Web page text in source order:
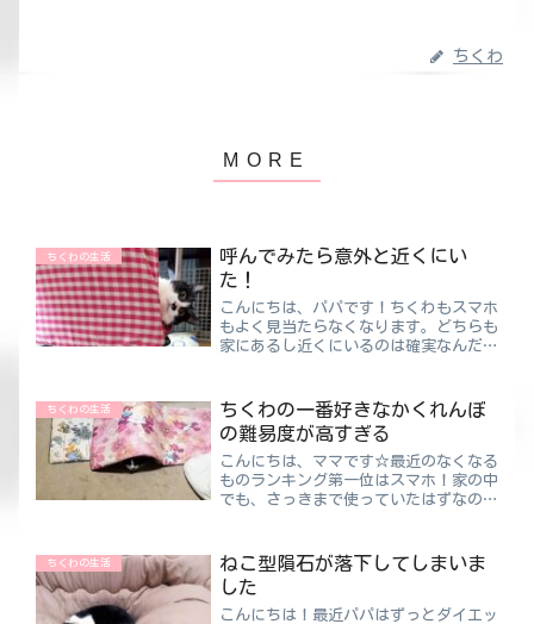
ちくわ
ちくわの生活
呼んでみたら意外と近くにい
た！
こんにちは、パパです！ちくわもスマホ
もよく見当たらなくなります。どちらも
家にあるし近くにいるのは確実なんだけ
スマホなんかはいつそこに置いた？って
ことがほとんどです。特に...
ちくわの生活
ちくわの一番好きなかくれんぼ
の難易度が高すぎる
こんにちは、ママです☆最近のなくなる
ものランキング第一位はスマホ！家の中
でも、さっきまで使っていたはずなのに
い・・・こんなことがありすぎて困りま
す😥ちくわママパパがいた...
ちくわの生活
ねこ型隕石が落下してしまいま
した
こんにちは！最近パパはずっとダイエッ